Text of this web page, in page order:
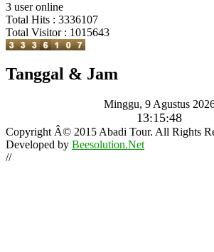
3 user online
Total Hits : 3336107
Total Visitor : 1015643
Tanggal & Jam
Minggu, 9 Agustus
13:15:50
Copyright Â© 2015 Abadi Tour. All Rights
Developed by Beesolution.Net
//